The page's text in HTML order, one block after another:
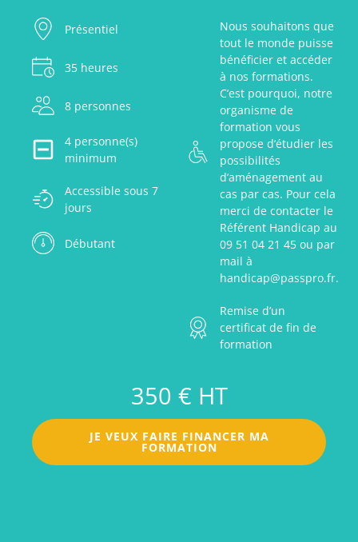
Présentiel
35 heures
8 personnes
4 personne(s)
minimum
Accessible sous 7
jours
Débutant
Nous souhaitons que
tout le monde puisse
bénéficier et accéder
à nos formations.
C’est pourquoi, notre
organisme de
formation vous
propose d’étudier les
possibilités
d’aménagement au
cas par cas. Pour cela
merci de contacter le
Référent Handicap au
09 51 04 21 45 ou par
mail à
handicap@passpro.fr.
Remise d’un
certificat de fin de
formation
350 € HT
JE VEUX FAIRE FINANCER MA
FORMATION